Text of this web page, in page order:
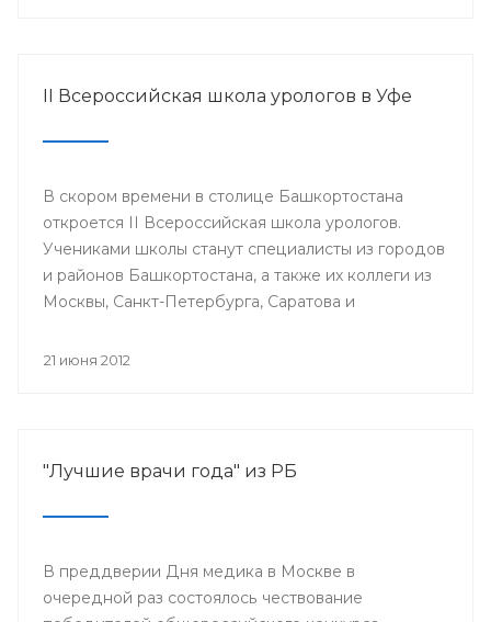
II Всероссийская школа урологов в Уфе
В скором времени в столице Башкортостана
откроется II Всероссийская школа урологов.
Учениками школы станут специалисты из городов
и районов Башкортостана, а также их коллеги из
Москвы, Санкт-Петербурга, Саратова и
21 июня 2012
"Лучшие врачи года" из РБ
В преддверии Дня медика в Москве в
очередной раз состоялось чествование